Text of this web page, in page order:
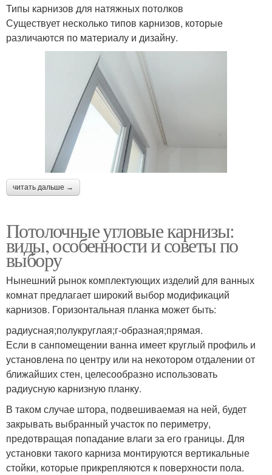
Типы карнизов для натяжных потолков
Существует несколько типов карнизов, которые
различаются по материалу и дизайну.
читать дальше →
Потолочные угловые карнизы:
виды, особенности и советы по
выбору
Нынешний рынок комплектующих изделий для ванных
комнат предлагает широкий выбор модификаций
карнизов. Горизонтальная планка может быть:
радиусная;полукруглая;г-образная;прямая.
Если в санпомещении ванна имеет круглый профиль и
установлена по центру или на некотором отдалении от
ближайших стен, целесообразно использовать
радиусную карнизную планку.
В таком случае штора, подвешиваемая на ней, будет
закрывать выбранный участок по периметру,
предотвращая попадание влаги за его границы. Для
установки такого карниза монтируются вертикальные
стойки, которые прикрепляются к поверхности пола.